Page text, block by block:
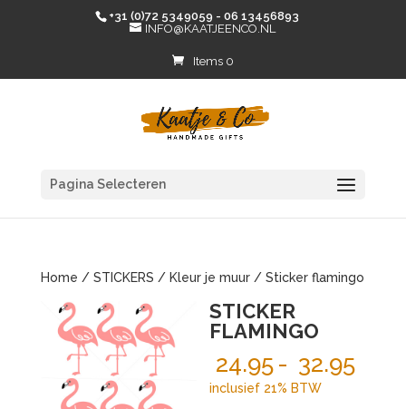
+31 (0)72 5349059 - 06 13456893
INFO@KAATJEENCO.NL
Items 0
Pagina Selecteren
Home / STICKERS / Kleur je muur/ Sticker flamingo
STICKER
FLAMINGO
24.95 - 32.95
inclusief 21% BTW